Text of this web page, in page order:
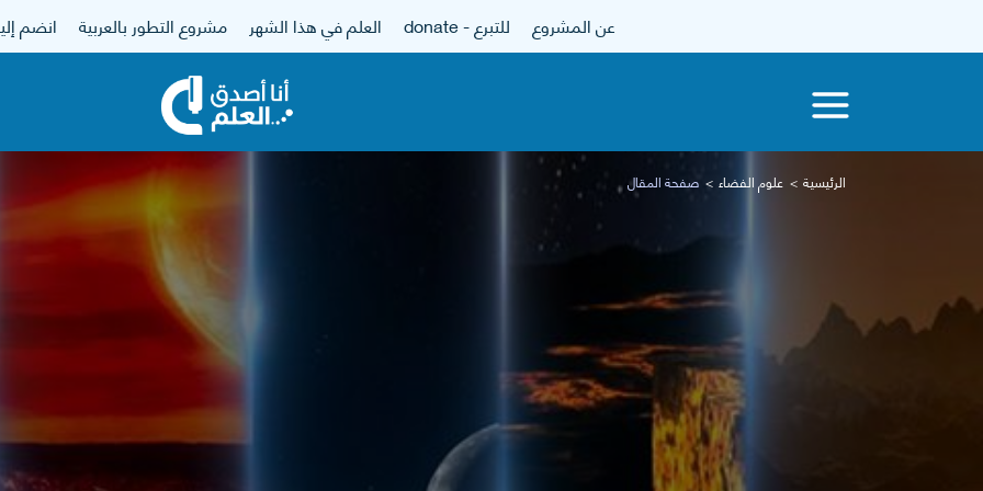
عن المشروع للتبرع - donate العلم في هذا الشهر مشروع التطور بالعربية انضم
الرئيسية علوم الفضاء صفحة المقال